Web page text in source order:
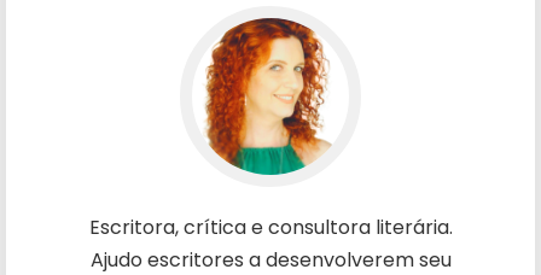
Escritora, crítica e consultora literária.
Ajudo escritores a desenvolverem seu